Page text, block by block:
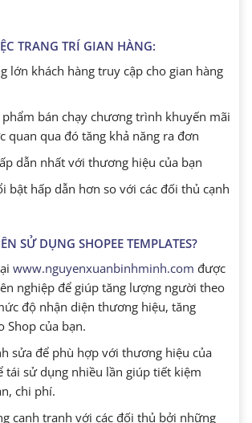
TRANG TRÍ GIAN HÀNG:
lớn khách hàng truy cập cho gian hàng
phẩm bán chạy chương trình khuyến mãi
quan qua đó tăng khả năng ra đơn
dẫn nhất với thương hiệu của bạn
bật hấp dẫn hơn so với các đối thủ cạnh
SỬ DỤNG SHOPEE TEMPLATES?
www.nguyenxuanbinhminh.com được
nghiệp để giúp tăng lượng người theo
độ nhận diện thương hiệu, tăng
Shop của bạn.
sửa để phù hợp với thương hiệu của
tái sử dụng nhiều lần giúp tiết kiệm
chi phí.
cạnh tranh với các đối thủ bởi những